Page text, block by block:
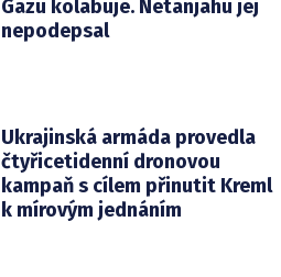
Gazu kolabuje. Netanjahu jej
nepodepsal
Ukrajinská armáda provedla
čtyřicetidenní dronovou
kampaň s cílem přinutit Kreml
k mírovým jednáním